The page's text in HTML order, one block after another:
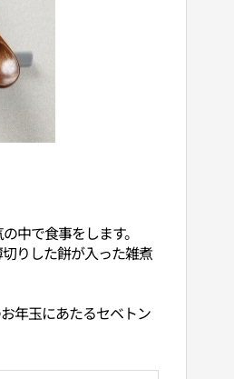
中で食事をします。
りした餅が入った雑煮
年玉にあたるセベトン